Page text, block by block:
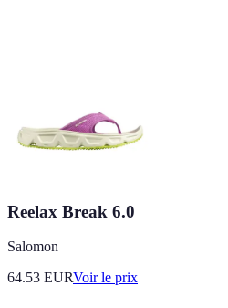
Reelax Break 6.0
Salomon
64.53 EURVoir le prix